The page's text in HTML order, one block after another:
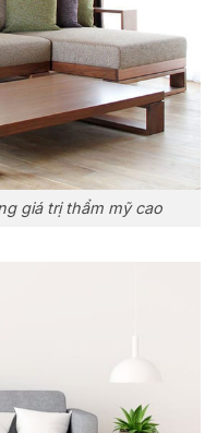
giá trị thẩm mỹ cao